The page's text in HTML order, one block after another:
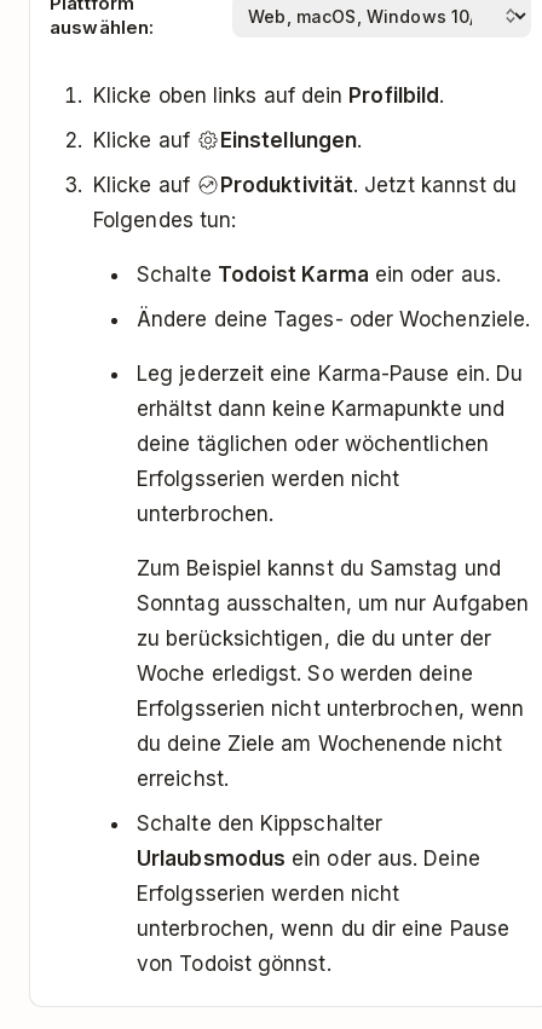
auswählen:
Klicke oben links auf dein Profilbild .
Klicke auf
Einstellungen.
Klicke auf
Produktivität. Jetzt kannst du
Folgendes tun:
Schalte Todoist Karma ein oder aus.
Ändere deine Tages- oder Wochenziele.
Leg jederzeit eine Karma-Pause ein. Du
erhältst dann keine Karmapunkte und
deine täglichen oder wöchentlichen
Erfolgsserien werden nicht
unterbrochen.
Zum Beispiel kannst du Samstag und
Sonntag ausschalten, um nur Aufgaben
zu berücksichtigen, die du unter der
Woche erledigst. So werden deine
Erfolgsserien nicht unterbrochen, wenn
du deine Ziele am Wochenende nicht
erreichst.
Schalte den Kippschalter
Urlaubsmodus ein oder aus. Deine
Erfolgsserien werden nicht
unterbrochen, wenn du dir eine Pause
von Todoist gönnst.